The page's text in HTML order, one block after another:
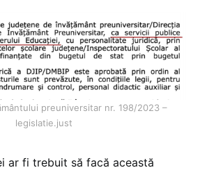
preuniversitar nr. 198/2023 –
legislatie.just
ar fi trebuit să facă această